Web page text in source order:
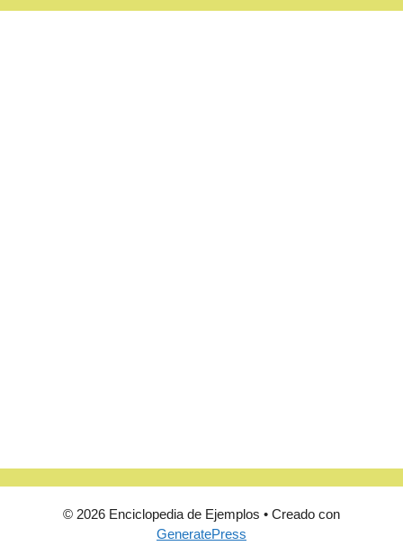
© 2026 Enciclopedia de Ejemplos • Creado con
GeneratePress